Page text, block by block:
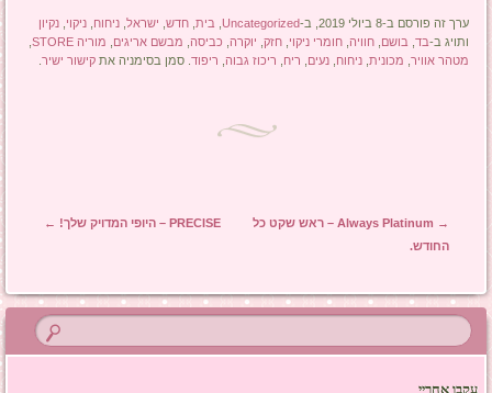
ערך זה פורסם ב-8 ביולי 2019, ב- Uncategorized בית ,חדש ישראל ,ניחוח ,ניקוי ,נקיון
ותויג ב-בד בושם ,חוויה ,חומרי ניקוי ,חזק יוקרה כביסה מבשם אריגים מוריה STORE
מטהר אוויר מכונית ,ניחוח ,נעים ריח ריכוז גבוה ריפוד . סמן בסימניה אתקישור ישיר
ניווט בפוסטים
→
Always Platinum – ראש שקט כל
החודש.
PRECISE – היופי המדויק שלך! ←